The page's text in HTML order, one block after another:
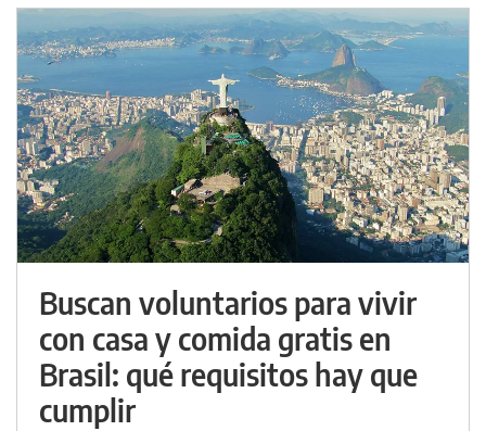
Buscan voluntarios para vivir
con casa y comida gratis en
Brasil: qué requisitos hay que
cumplir